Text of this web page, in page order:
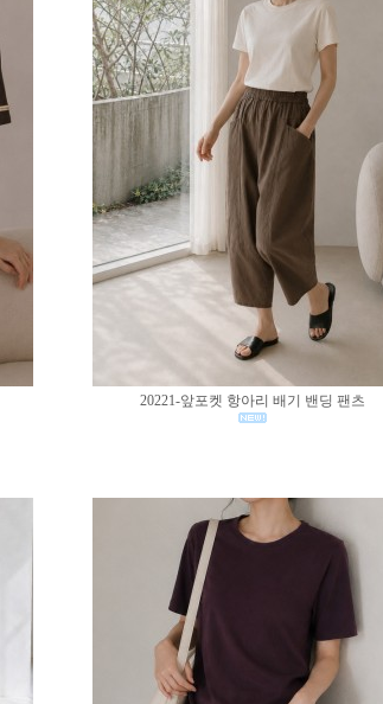
20221-앞포켓 항아리 배기 밴딩 팬츠